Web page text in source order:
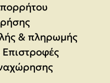
& πληρωμής